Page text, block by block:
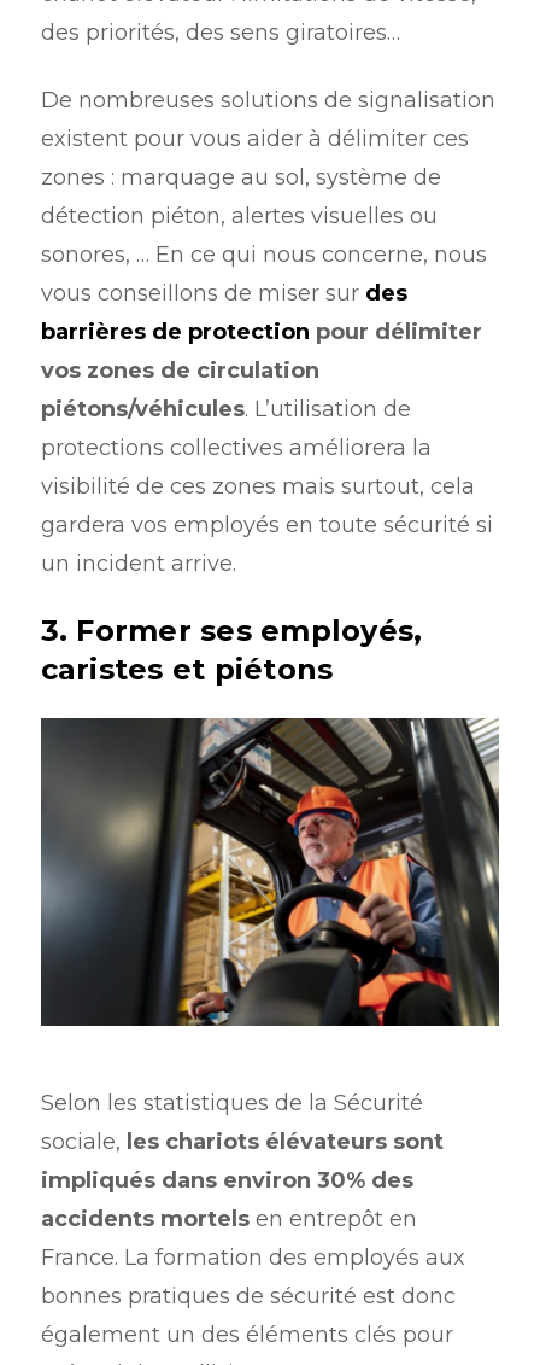
des priorités, des sens giratoires…
De nombreuses solutions de signalisation
existent pour vous aider à délimiter ces
zones : marquage au sol, système de
détection piéton, alertes visuelles ou
sonores, … En ce qui nous concerne, nous
vous conseillons de miser sur des
barrières de protection pour délimiter
vos zones de circulation
piétons/véhicules. L’utilisation de
protections collectives améliorera la
visibilité de ces zones mais surtout, cela
gardera vos employés en toute sécurité si
un incident arrive.
3. Former ses employés,
caristes et piétons
Selon les statistiques de la Sécurité
sociale, les chariots élévateurs sont
impliqués dans environ 30% des
accidents mortelsen entrepôt en
France. La formation des employés aux
bonnes pratiques de sécurité est donc
également un des éléments clés pour